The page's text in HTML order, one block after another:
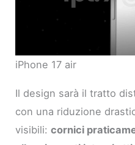
iPhone 17 air
Il design sarà il tratto
con una riduzione
visibili:cornici